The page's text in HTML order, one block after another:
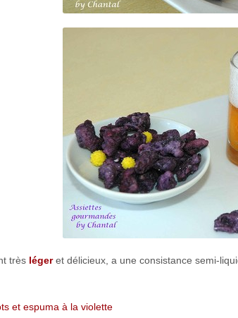
très légeret délicieux, a une consistance semi-
et espuma à la violette